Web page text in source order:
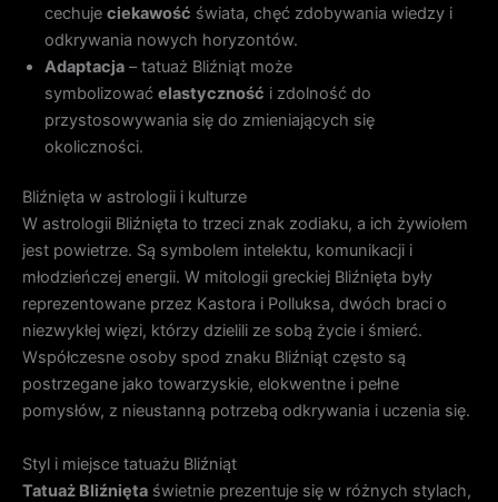
cechuje ciekawość świata, chęć zdobywania wiedzy i
odkrywania nowych horyzontów.
Adaptacja – tatuaż Bliźniąt może
symbolizować elastyczność i zdolność do
przystosowywania się do zmieniających się
okoliczności.
Bliźnięta w astrologii i kulturze
W astrologii Bliźnięta to trzeci znak zodiaku, a ich żywiołem
jest powietrze. Są symbolem intelektu, komunikacji i
młodzieńczej energii. W mitologii greckiej Bliźnięta były
reprezentowane przez Kastora i Polluksa, dwóch braci o
niezwykłej więzi, którzy dzielili ze sobą życie i śmierć.
Współczesne osoby spod znaku Bliźniąt często są
postrzegane jako towarzyskie, elokwentne i pełne
pomysłów, z nieustanną potrzebą odkrywania i uczenia się.
Styl i miejsce tatuażu Bliźniąt
Tatuaż Bliźnięta świetnie prezentuje się w różnych stylach,